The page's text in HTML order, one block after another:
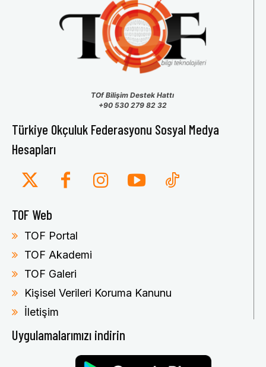
TOf Bilişim Destek Hattı
+90 530 279 82 32
Türkiye Okçuluk Federasyonu Sosyal Medya
Hesapları
TOF Web
TOF Portal
TOF Akademi
TOF Galeri
Kişisel Verileri Koruma Kanunu
İletişim
Uygulamalarımızı indirin